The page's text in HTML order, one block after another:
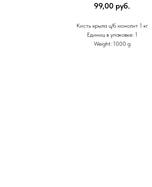
99,00 руб.
Кисть крыла ц/б монолит 1 кг
Единиц в упаковке: 1
Weight: 1000 g